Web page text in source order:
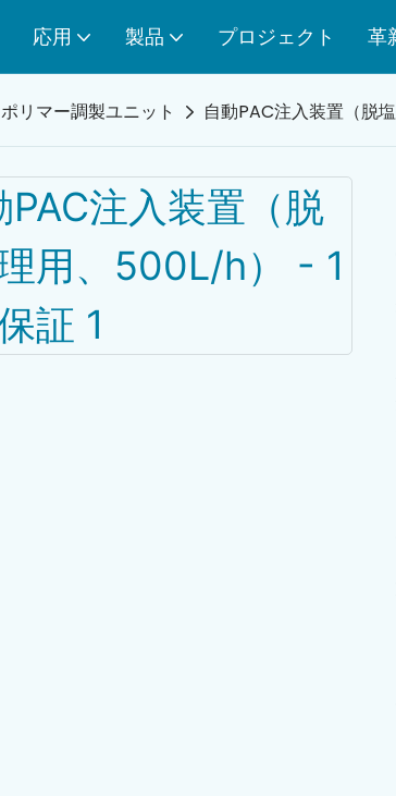
応用 製品 プロジェクト 革
ポリマー調製ユニット 自動PAC注入装置（脱